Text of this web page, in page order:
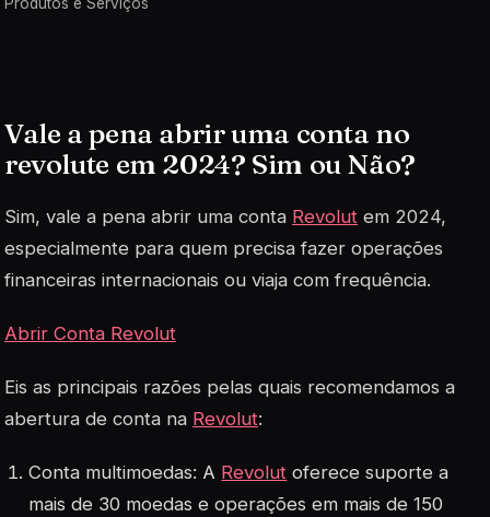
Produtos e Serviços
Vale a pena abrir uma conta no
revolute em 2024? Sim ou Não?
Sim, vale a pena abrir uma conta Revolut em 2024,
especialmente para quem precisa fazer operações
financeiras internacionais ou viaja com frequência.
Abrir Conta Revolut
Eis as principais razões pelas quais recomendamos a
abertura de conta na Revolut:
Conta multimoedas: A Revolut oferece suporte a
mais de 30 moedas e operações em mais de 150